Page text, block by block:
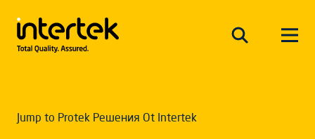
Jump to Protek Решения Оt Intertek